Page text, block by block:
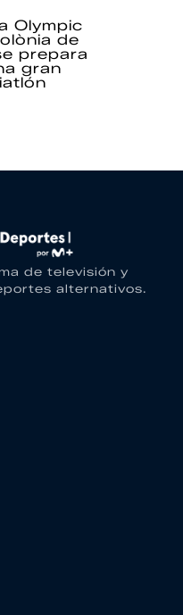
Olympic
de
prepara
gran
de televisión y
alternativos.